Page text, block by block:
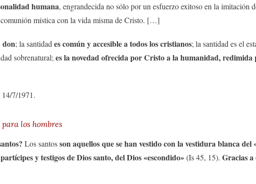
humana, engrandecida no sólo por un esfuerzo exitoso en la
mística con la vida misma de Cristo. […]
don; la santidad es común y accesible a todos los cristianos; la santidad es el
sobrenatural; es la novedad ofrecida por Cristo a la humanidad,
14/7/1971.
los hombres
Los santosson aquellos que se han vestido con la vestidura blanca del
y testigos de Dios santo, del Dios «escondido»(Is 45, 15). Gracias a